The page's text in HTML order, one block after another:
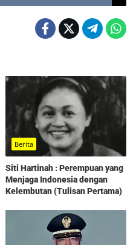
Berita
Siti Hartinah : Perempuan yang
Menjaga Indonesia dengan
Kelembutan (Tulisan Pertama)